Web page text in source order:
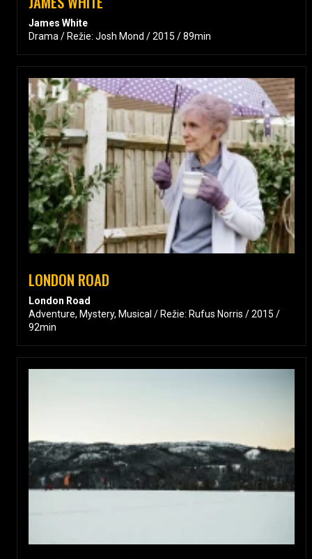
James White
Drama / Režie: Josh Mond / 2015 / 89min
LONDON ROAD
London Road
Adventure, Mystery, Musical / Režie: Rufus Norris / 2015 /
92min